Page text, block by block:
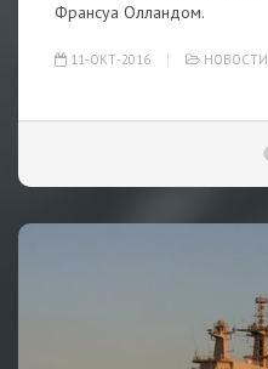
Франсуа Олландом.
11-ОКТ-2016 НОВОСТИ